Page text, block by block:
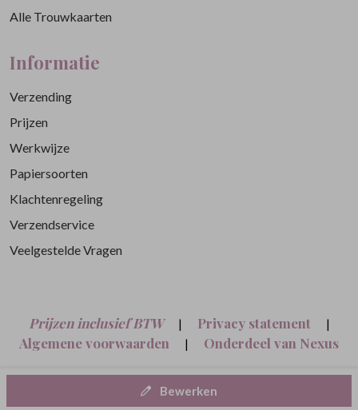
Bewerken
Alle Trouwkaarten
Informatie
Verzending
Prijzen
Werkwijze
Papiersoorten
Klachtenregeling
Verzendservice
Veelgestelde Vragen
Prijzen inclusief BTW | Privacy statement |
Algemene voorwaarden |
Onderdeel van Nexus
Nine B.V.